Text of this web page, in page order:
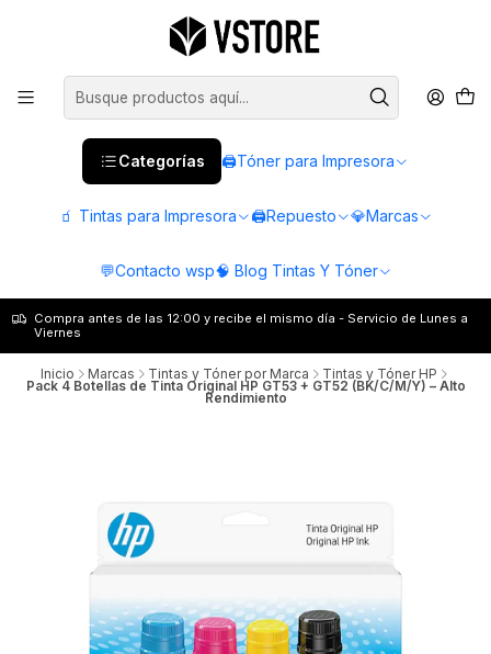
Categorías 🖨️Tóner para Impresora
🧃 Tintas para Impresora 🖨️Repuesto 💎Marcas
💬Contacto wsp🧠 Blog Tintas Y Tóner
Compra antes de las 12:00 y recibe el mismo día - Servicio de Lunes a
Viernes
Inicio Marcas Tintas y Tóner por Marca Tintas y Tóner HP
Pack 4 Botellas de Tinta Original HP GT53 + GT52 (BK/C/M/Y) – Alto
Rendimiento